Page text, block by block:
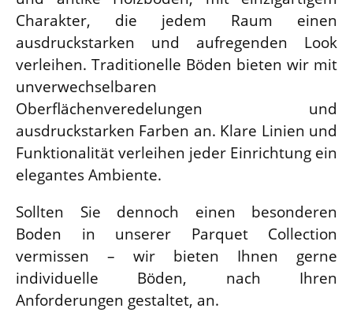
Charakter, die jedem Raum einen
ausdruckstarken und aufregenden Look
verleihen. Traditionelle Böden bieten wir mit
unverwechselbaren
Oberflächenveredelungen und
ausdruckstarken Farben an. Klare Linien und
Funktionalität verleihen jeder Einrichtung ein
elegantes Ambiente.
Sollten Sie dennoch einen besonderen
Boden in unserer Parquet Collection
vermissen – wir bieten Ihnen gerne
individuelle Böden, nach Ihren
Anforderungen gestaltet, an.